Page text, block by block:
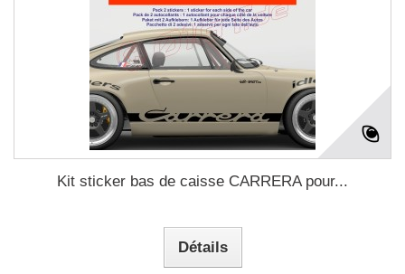
Kit sticker bas de caisse CARRERA pour...
Détails